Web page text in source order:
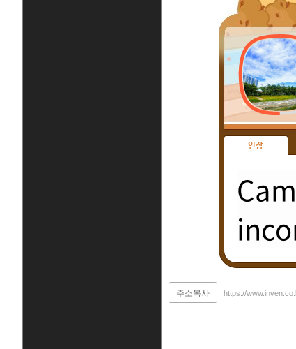
인장
주소복사 https://